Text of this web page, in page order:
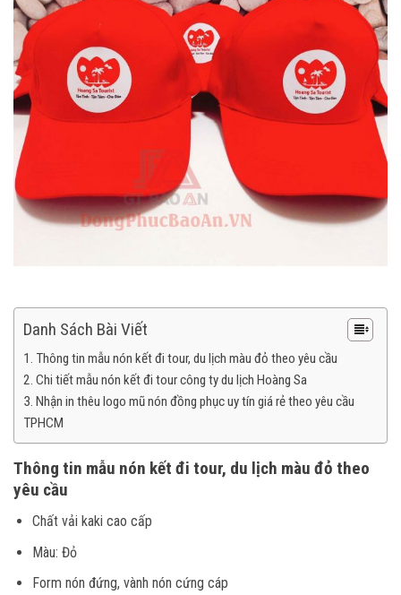
Danh Sách Bài Viết
Thông tin mẫu nón kết đi tour, du lịch màu đỏ theo yêu cầu
Chi tiết mẫu nón kết đi tour công ty du lịch Hoàng Sa
Nhận in thêu logo mũ nón đồng phục uy tín giá rẻ theo yêu cầu
TPHCM
Thông tin mẫu nón kết đi tour, du lịch màu đỏ theo
yêu cầu
Chất vải kaki cao cấp
Màu: Đỏ
Form nón đứng, vành nón cứng cáp